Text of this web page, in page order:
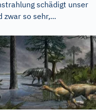
schädigt unser
zwar so sehr,...